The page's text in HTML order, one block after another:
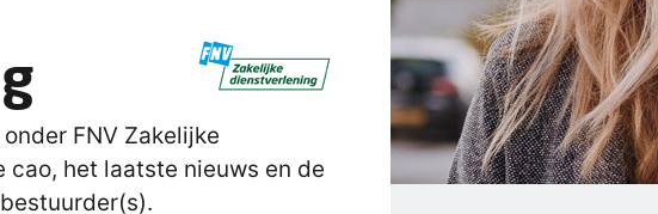
FNV Zakelijke
het laatste nieuws en de